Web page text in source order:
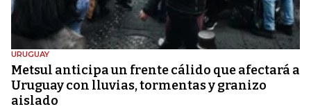
URUGUAY
Metsul anticipa un frente cálido que afectará a
Uruguay con lluvias, tormentas y granizo
aislado